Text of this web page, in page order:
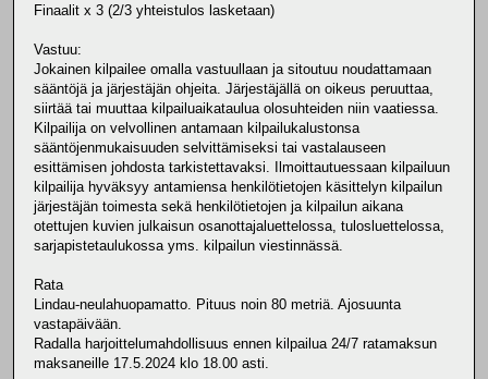
Finaalit x 3 (2/3 yhteistulos lasketaan)
Vastuu:
Jokainen kilpailee omalla vastuullaan ja sitoutuu noudattamaan
sääntöjä ja järjestäjän ohjeita. Järjestäjällä on oikeus peruuttaa,
siirtää tai muuttaa kilpailuaikataulua olosuhteiden niin vaatiessa.
Kilpailija on velvollinen antamaan kilpailukalustonsa
sääntöjenmukaisuuden selvittämiseksi tai vastalauseen
esittämisen johdosta tarkistettavaksi. Ilmoittautuessaan kilpailuun
kilpailija hyväksyy antamiensa henkilötietojen käsittelyn kilpailun
järjestäjän toimesta sekä henkilötietojen ja kilpailun aikana
otettujen kuvien julkaisun osanottajaluettelossa, tulosluettelossa,
sarjapistetaulukossa yms. kilpailun viestinnässä.
Rata
Lindau-neulahuopamatto. Pituus noin 80 metriä. Ajosuunta
vastapäivään.
Radalla harjoittelumahdollisuus ennen kilpailua 24/7 ratamaksun
maksaneille 17.5.2024 klo 18.00 asti.